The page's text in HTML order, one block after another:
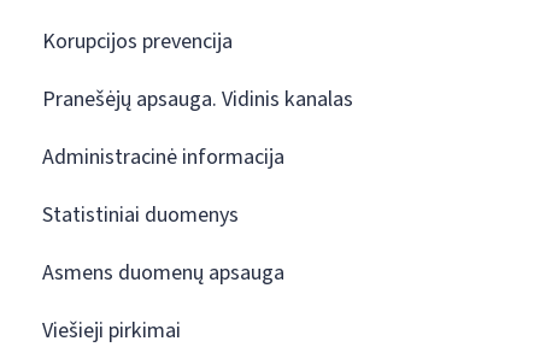
Korupcijos prevencija
Pranešėjų apsauga. Vidinis kanalas
Administracinė informacija
Statistiniai duomenys
Asmens duomenų apsauga
Viešieji pirkimai